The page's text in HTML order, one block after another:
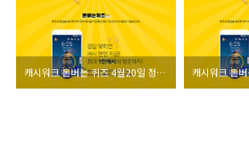
캐시워크 돈버는 퀴즈 4월20일 정답 모음